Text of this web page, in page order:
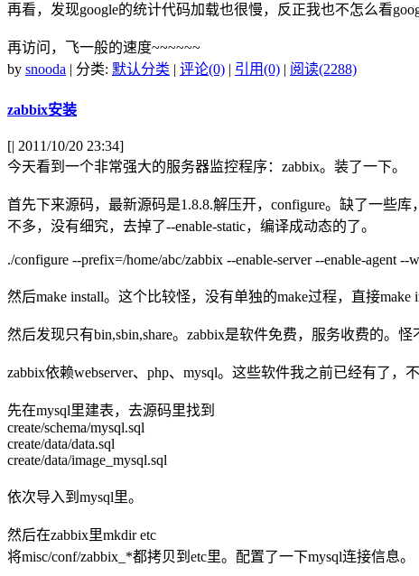
再看，发现google的统计代码加载也很慢，反正我也不怎么看
再访问，飞一般的速度~~~~~~
by snooda | 分类: 默认分类 | 评论(0) | 引用(0) | 阅读(2288)
zabbix安装
[| 2011/10/20 23:34]
今天看到一个非常强大的服务器监控程序：zabbix。装了一下。
首先下来源码，最新源码是1.8.8.解压开，configure。缺了一些
不多，没有细究，去掉了--enable-static，编译成动态的了。
./configure --prefix=/home/abc/zabbix --enable-server --enable-agent
然后make install。这个比较怪，没有单独的make过程，直接make
然后发现只有bin,sbin,share。zabbix是软件免费，服务收费的。
zabbix依赖webserver、php、mysql。这些软件我之前已经有了，
先在mysql里建表，去源码里找到
create/schema/mysql.sql
create/data/data.sql
create/data/image_mysql.sql
依次导入到mysql里。
然后在zabbix里mkdir etc
将misc/conf/zabbix_*都拷贝到etc里。配置了一下mysql连接信息。